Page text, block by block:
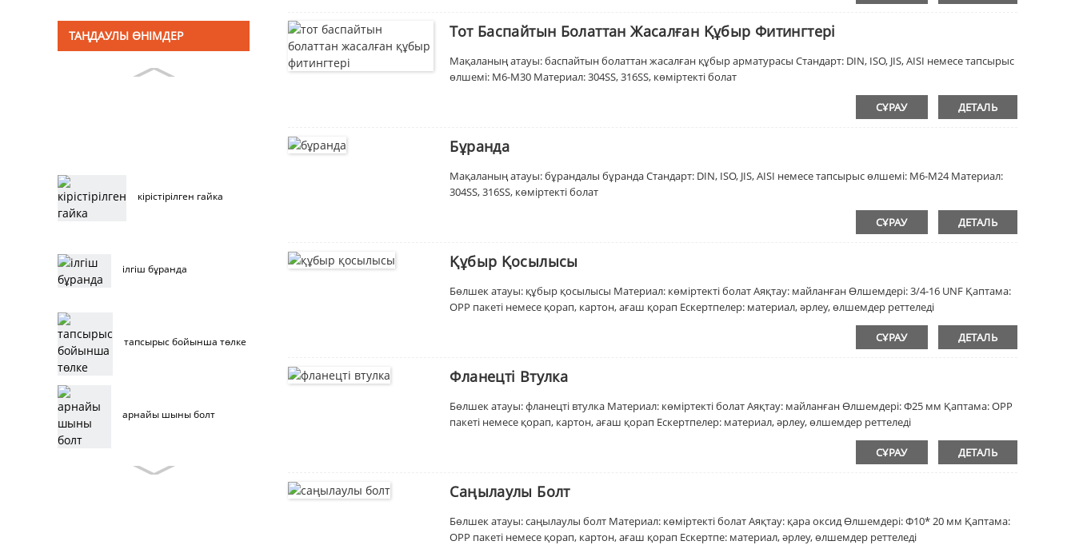
ТАҢДАУЛЫ ӨНІМДЕР
кірістірілген гайка
ілгіш бұранда
тапсырыс бойынша төлке
арнайы шыны болт
Тот Баспайтын Болаттан Жасалған Құбыр Фитингтері
Мақаланың атауы: баспайтын болаттан жасалған құбыр арматурасы Стандарт: DIN, ISO, JIS, AISI немесе тапсырыс
өлшемі: M6-M30 Материал: 304SS, 316SS, көміртекті болат
СҰРАУ ДЕТАЛЬ
Бұранда
Мақаланың атауы: бұрандалы бұранда Стандарт: DIN, ISO, JIS, AISI немесе тапсырыс өлшемі: M6-M24 Материал:
304SS, 316SS, көміртекті болат
СҰРАУ ДЕТАЛЬ
Құбыр Қосылысы
Бөлшек атауы: құбыр қосылысы Материал: көміртекті болат Аяқтау: майланған Өлшемдері: 3/4-16 UNF Қаптама:
OPP пакеті немесе қорап, картон, ағаш қорап Ескертпелер: материал, әрлеу, өлшемдер реттеледі
СҰРАУ ДЕТАЛЬ
Фланецті Втулка
Бөлшек атауы: фланецті втулка Материал: көміртекті болат Аяқтау: майланған Өлшемдері: Φ25 мм Қаптама: OPP
пакеті немесе қорап, картон, ағаш қорап Ескертпелер: материал, әрлеу, өлшемдер реттеледі
СҰРАУ ДЕТАЛЬ
Саңылаулы Болт
Бөлшек атауы: саңылаулы болт Материал: көміртекті болат Аяқтау: қара оксид Өлшемдері: Φ10* 20 мм Қаптама:
OPP пакеті немесе қорап, картон, ағаш қорап Ескертпе: материал, әрлеу, өлшемдер реттеледі